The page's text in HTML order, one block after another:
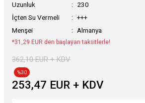
Uzunluk
230
İçten Su Vermeli
+++
Menşei
Almanya
*31,29 EUR den başlayan taksitlerle!
362,10 EUR + KDV
%30
253,47 EUR + KDV